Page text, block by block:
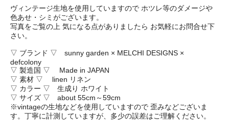
ヴィンテージ生地を使用していますので ホツレ等のダメージや
色あせ・シミがございます。
写真をご覧の上 気になる点がありましたら お気軽にお問合せ下
さい。
▽ ブランド ▽ sunny garden × MELCHI DESIGNS ×
defcolony
▽ 製造国 ▽ Made in JAPAN
▽ 素材 ▽ linen リネン
▽ カラー ▽ 生成り ホワイト
▽ サイズ ▽ about 55cm～59cm
※vintageの生地などを使用していますので 歪みなどございま
す。丁寧に計測していますが、多少の誤差はご理解ください。